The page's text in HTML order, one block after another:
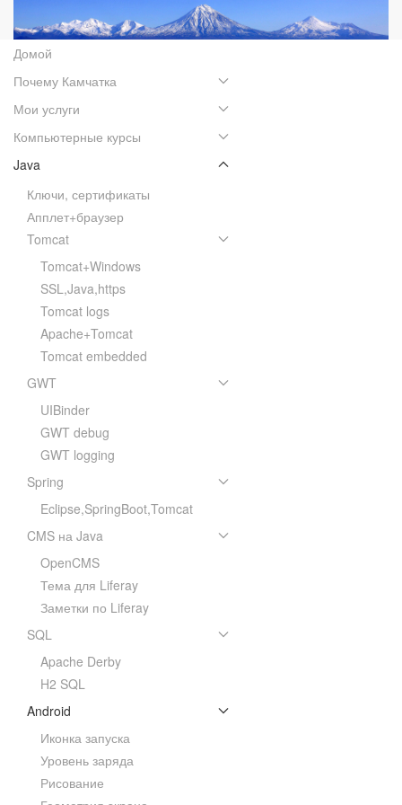
Домой
Почему Камчатка
Мои услуги
Компьютерные курсы
Java
Ключи, сертификаты
Апплет+браузер
Tomcat
Tomcat+Windows
SSL,Java,https
Tomcat logs
Apache+Tomcat
Tomcat embedded
GWT
UIBinder
GWT debug
GWT logging
Spring
Eclipse,SpringBoot,Tomcat
CMS на Java
OpenCMS
Тема для Liferay
Заметки по Liferay
SQL
Apache Derby
H2 SQL
Android
Иконка запуска
Уровень заряда
Рисование